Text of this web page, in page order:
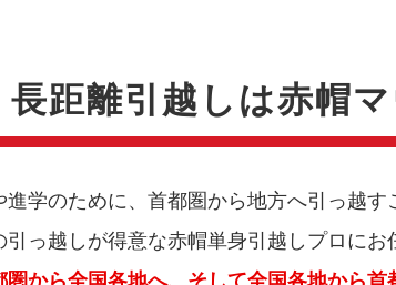
長距離引越しは赤帽
進学のために、首都圏から地方へ引っ越
引っ越しが得意な赤帽単身引越しプロにお
圏から全国各地へ、そして全国各地から